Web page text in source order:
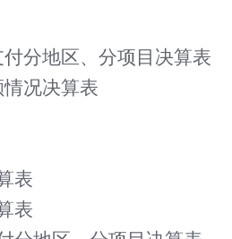
分地区、分项目决算表
况决算表
表
表